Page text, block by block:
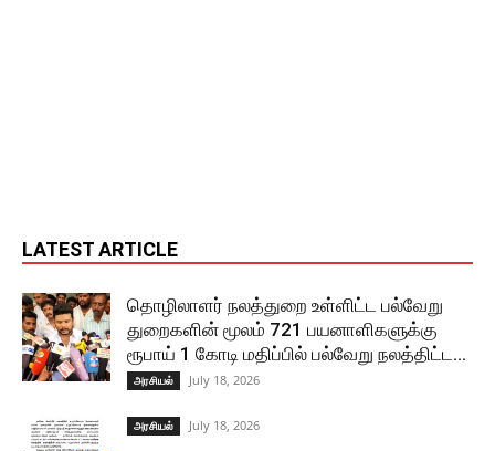
LATEST ARTICLE
தொழிலாளர் நலத்துறை உள்ளிட்ட பல்வேறு
துறைகளின் மூலம் 721 பயனாளிகளுக்கு
ரூபாய் 1 கோடி மதிப்பில் பல்வேறு நலத்திட்ட...
அரசியல் July 18, 2026
அரசியல் July 18, 2026